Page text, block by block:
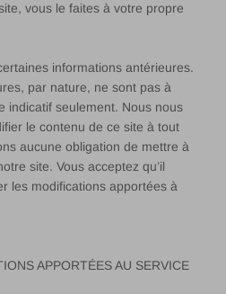
vous le faites à votre propre
informations antérieures.
par nature, ne sont pas à
indicatif seulement. Nous nous
le contenu de ce site à tout
aucune obligation de mettre à
site. Vous acceptez qu’il
les modifications apportées à
APPORTÉES AU SERVICE